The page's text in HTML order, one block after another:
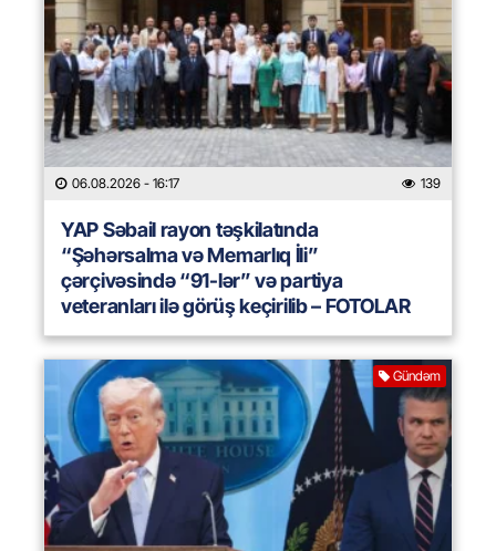
06.08.2026 - 16:17 139
YAP Səbail rayon təşkilatında
“Şəhərsalma və Memarlıq İli”
çərçivəsində “91-lər” və partiya
veteranları ilə görüş keçirilib – FOTOLAR
Gündəm